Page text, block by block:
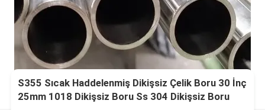
S355 Sıcak Haddelenmiş Dikişsiz Çelik Boru 30 İnç
25mm 1018 Dikişsiz Boru Ss 304 Dikişsiz Boru